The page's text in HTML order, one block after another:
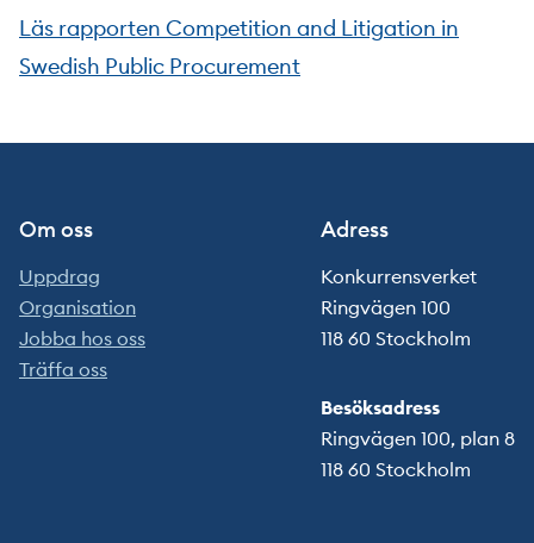
Läs rapporten Competition and Litigation in
Swedish Public Procurement
Om oss
Uppdrag
Organisation
Jobba hos oss
Träffa oss
Adress
Konkurrensverket
Ringvägen 100
118 60 Stockholm
Besöksadress
Ringvägen 100, plan 8
118 60 Stockholm